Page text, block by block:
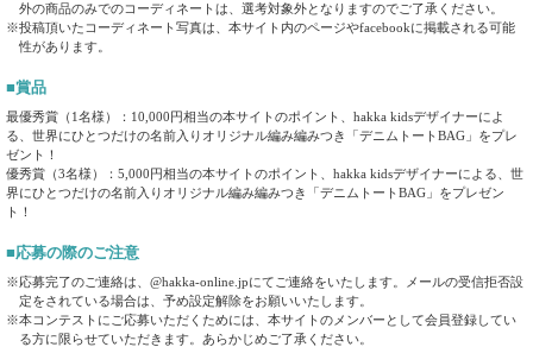
外の商品のみでのコーディネートは、選考対象外となりますのでご了承ください。
※投稿頂いたコーディネート写真は、本サイト内のページやfacebookに掲載される可能
性があります。
■賞品
最優秀賞（1名様）：10,000円相当の本サイトのポイント、hakka kidsデザイナーによ
る、世界にひとつだけの名前入りオリジナル編み編みつき「デニムトートBAG」をプレ
ゼント！
優秀賞（3名様）：5,000円相当の本サイトのポイント、hakka kidsデザイナーによる、世
界にひとつだけの名前入りオリジナル編み編みつき「デニムトートBAG」をプレゼン
ト！
■応募の際のご注意
※応募完了のご連絡は、@hakka-online.jpにてご連絡をいたします。メールの受信拒否設
定をされている場合は、予め設定解除をお願いいたします。
※本コンテストにご応募いただくためには、本サイトのメンバーとして会員登録してい
る方に限らせていただきます。あらかじめご了承ください。